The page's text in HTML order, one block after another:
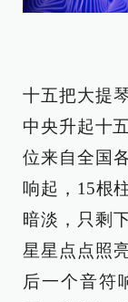
十五把大提
中央升起十
位来自全国
响起，15根
暗淡，只剩
星星点点照
后一个音符